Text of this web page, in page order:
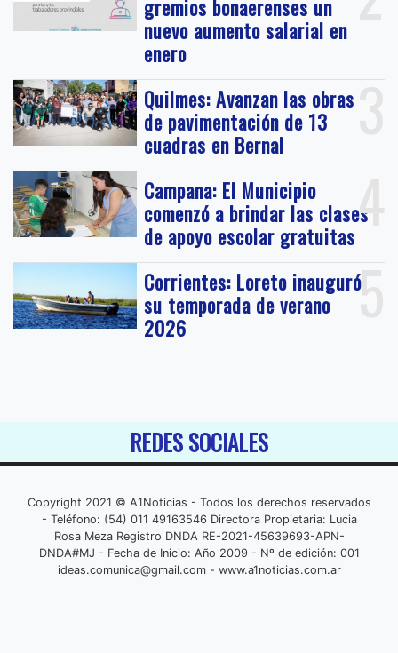
gremios bonaerenses un
nuevo aumento salarial en
enero
3
Quilmes: Avanzan las obras
de pavimentación de 13
cuadras en Bernal
4
Campana: El Municipio
comenzó a brindar las clases
de apoyo escolar gratuitas
5
Corrientes: Loreto inauguró
su temporada de verano
2026
REDES SOCIALES
Copyright 2021 © A1Noticias - Todos los derechos reservados
- Teléfono: (54) 011 49163546 Directora Propietaria: Lucia
Rosa Meza Registro DNDA RE-2021-45639693-APN-
DNDA#MJ - Fecha de Inicio: Año 2009 - Nº de edición: 001
ideas.comunica@gmail.com- www.a1noticias.com.ar